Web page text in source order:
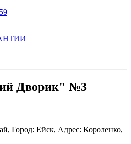
Дворик" №3
Город: Ейск, Адрес: Короленко,